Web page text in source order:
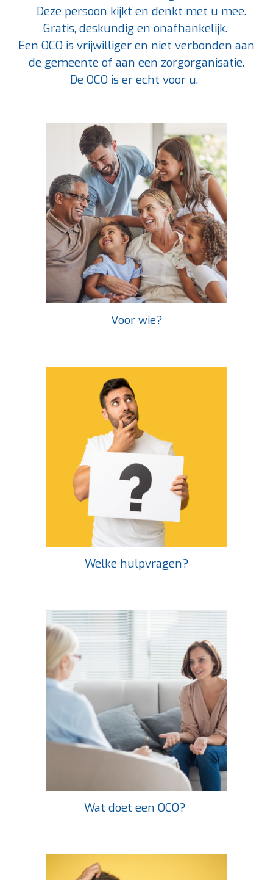
Deze persoon kijkt en denkt met u mee.
Gratis, deskundig en onafhankelijk.
Een OCO is vrijwilliger en niet verbonden aan
de gemeente of aan een zorgorganisatie.
De OCO is er echt voor u.
Voor wie?
Welke hulpvragen?
Wat doet een OCO?